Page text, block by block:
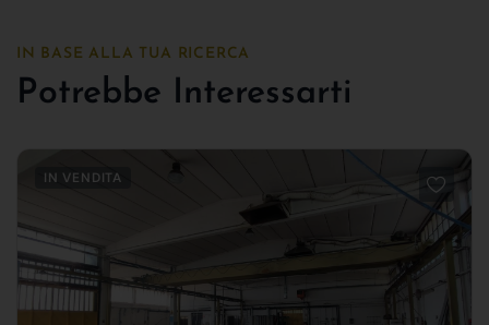
IN BASE ALLA TUA RICERCA
Potrebbe Interessarti
IN VENDITA